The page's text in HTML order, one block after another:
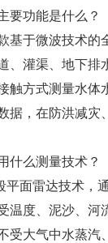
要功能是什么？
基于微波技术的
、灌渠、地下排
触方式测量水体
据，在防洪减灾
什么测量技术？
平面雷达技术，
温度、泥沙、河
受大气中水蒸汽